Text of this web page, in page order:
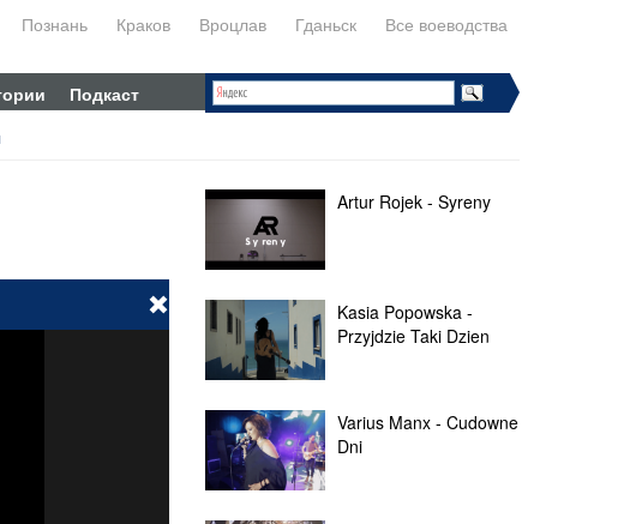
Познань Краков Вроцлав Гданьск Все воеводства
Подкаст
Artur Rojek - Syreny
Kasia Popowska -
Przyjdzie Taki Dzien
Varius Manx - Cudowne
Dni